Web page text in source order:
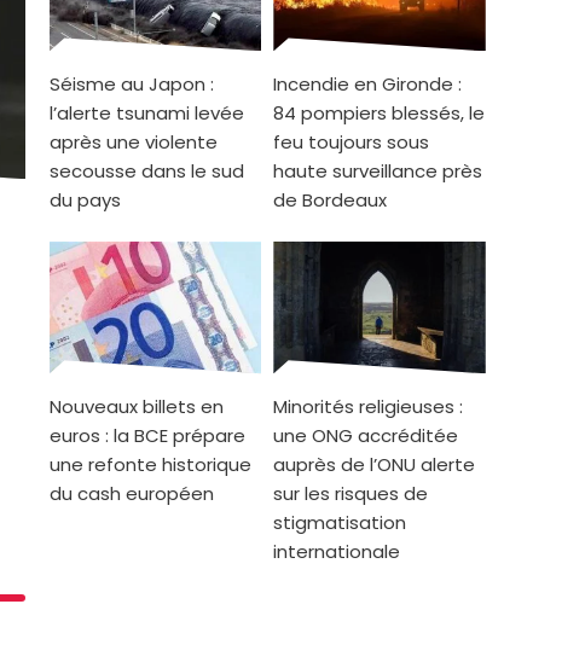
Séisme au Japon :
l’alerte tsunami levée
après une violente
secousse dans le sud
du pays
Incendie en Gironde :
84 pompiers blessés, le
feu toujours sous
haute surveillance près
de Bordeaux
Nouveaux billets en
euros : la BCE prépare
une refonte historique
du cash européen
Minorités religieuses :
une ONG accréditée
auprès de l’ONU alerte
sur les risques de
stigmatisation
internationale